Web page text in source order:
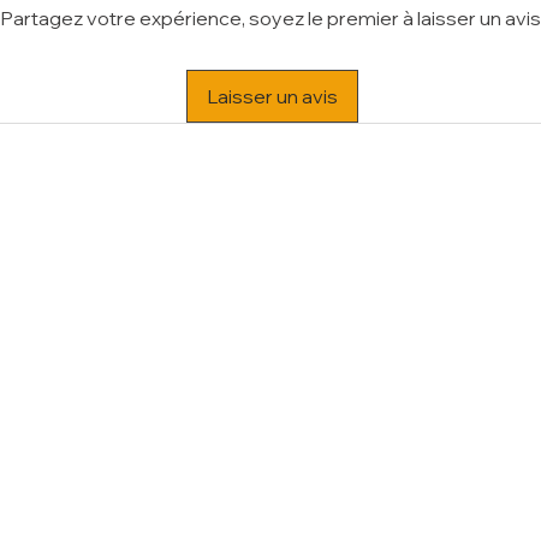
Partagez votre expérience, soyez le premier à laisser un
Laisser un avis